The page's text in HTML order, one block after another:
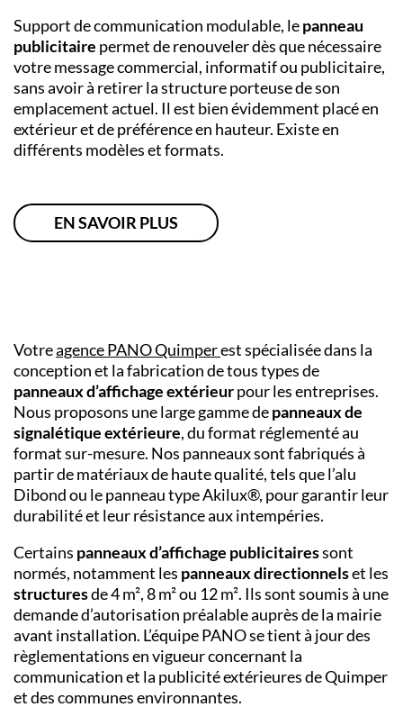
Support de communication modulable, lepanneau
publicitaire permet de renouveler dès que nécessaire
votre message commercial, informatif ou publicitaire,
sans avoir à retirer la structure porteuse de son
emplacement actuel. Il est bien évidemment placé en
extérieur et de préférence en hauteur. Existe en
différents modèles et formats.
EN SAVOIR PLUS
Votreagence PANOQuimperest spécialisée dans la
conception et la fabrication de tous types de
panneaux d’affichage extérieurpour les entreprises.
Nous proposons une large gamme depanneaux de
signalétique extérieure, du format réglementé au
format sur-mesure. Nos panneaux sont fabriqués à
partir de matériaux de haute qualité, tels que l’alu
Dibond ou le panneau type Akilux®, pour garantir leur
durabilité et leur résistance aux intempéries.
Certains panneaux d’affichage publicitairessont
normés, notamment les panneaux directionnelset les
structuresde 4 m², 8 m² ou 12 m². Ils sont soumis à une
demande d’autorisation préalable auprès de la mairie
avant installation. L’équipe PANO se tient à jour des
règlementations en vigueur concernant la
communication et la publicité extérieures deQuimper
et des communes environnantes.